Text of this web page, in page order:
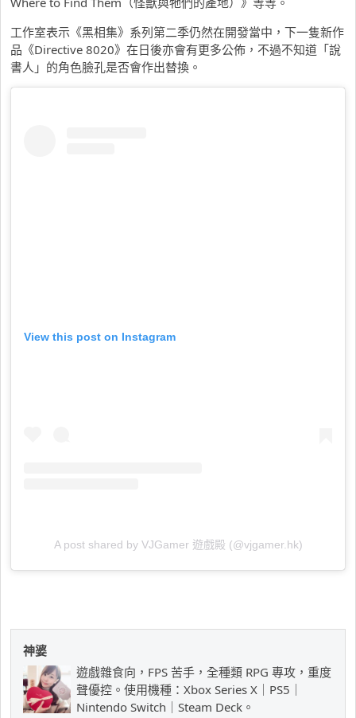
工作室表示《黑相集》系列第二季仍然在開發當中，下一隻新作
品《Directive 8020》在日後亦會有更多公佈，不過不知道「說
書人」的角色臉孔是否會作出替換。
View this post on Instagram
A post shared by VJGamer 遊戲殿 (@vjgamer.hk)
神婆
遊戲雜食向，FPS 苦手，全種類 RPG 專攻，重度
聲優控。使用機種：Xbox Series X｜PS5｜
Nintendo Switch｜Steam Deck。